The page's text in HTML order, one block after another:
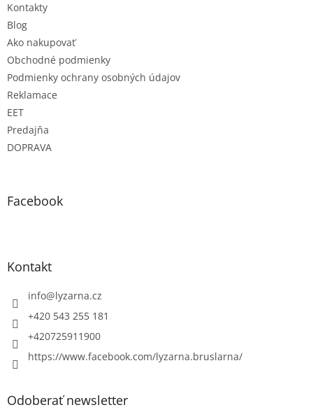
Kontakty
Blog
Ako nakupovať
Obchodné podmienky
Podmienky ochrany osobných údajov
Reklamace
EET
Predajňa
DOPRAVA
Facebook
Kontakt
info@lyzarna.cz
+420 543 255 181
+420725911900
https://www.facebook.com/lyzarna.bruslarna/
Odoberať newsletter